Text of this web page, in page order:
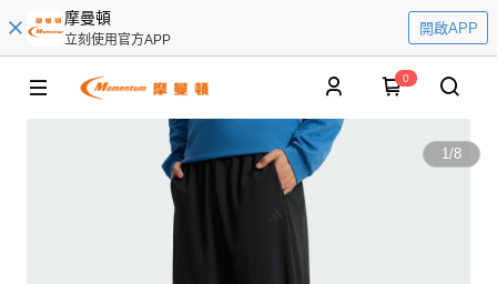
摩曼頓
立刻使用官方APP
開啟APP
0
1/8